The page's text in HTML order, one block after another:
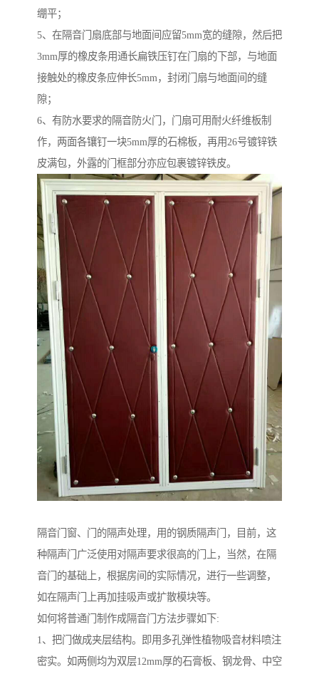
绷平；
5、在隔音门扇底部与地面间应留5mm宽的缝隙，然后把
3mm厚的橡皮条用通长扁铁压钉在门扇的下部，与地面
接触处的橡皮条应伸长5mm，封闭门扇与地面间的缝
隙；
6、有防水要求的隔音防火门，门扇可用耐火纤维板制
作，两面各镶钉一块5mm厚的石棉板，再用26号镀锌铁
皮满包，外露的门框部分亦应包裹镀锌铁皮。
隔音门窗、门的隔声处理，用的钢质隔声门，目前，这
种隔声门广泛使用对隔声要求很高的门上，当然，在隔
音门的基础上，根据房间的实际情况，进行一些调整，
如在隔声门上再加挂吸声或扩散模块等。
如何将普通门制作成隔音门方法步骤如下:
1、把门做成夹层结构。即用多孔弹性植物吸音材料喷注
密实。如两侧均为双层12mm厚的石膏板、钢龙骨、中空